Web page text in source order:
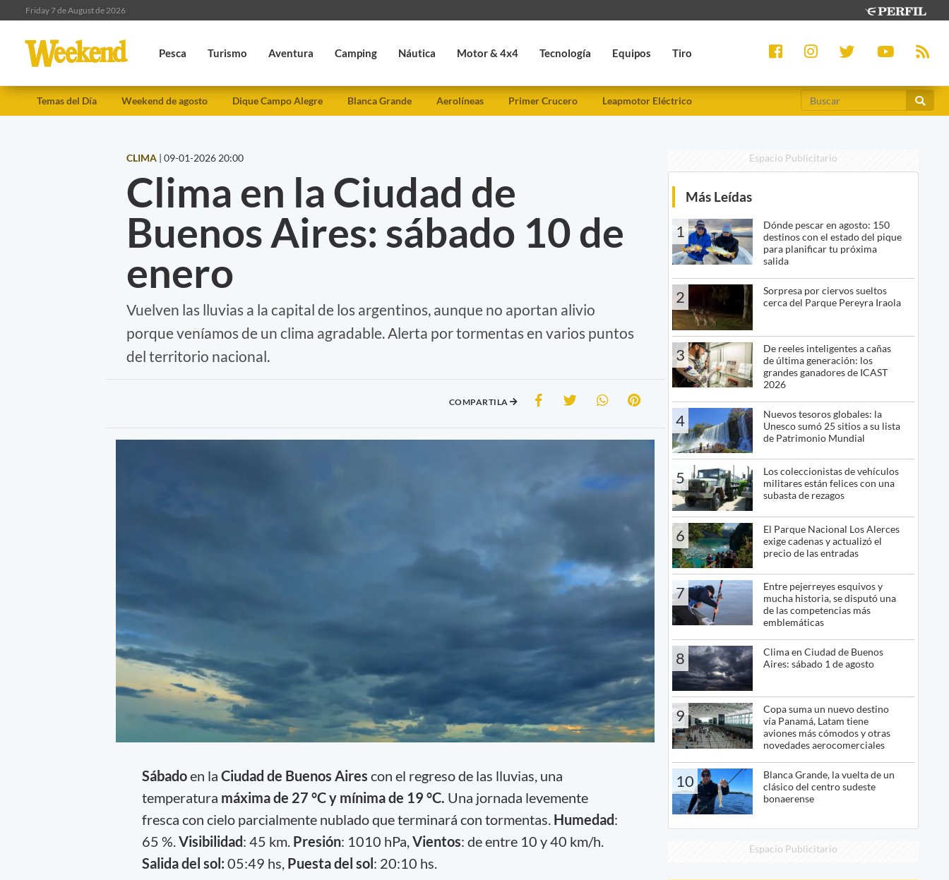
Friday 7 de August de 2026
Pesca Turismo Aventura Camping Náutica Motor & 4x4 Tecnología Equipos Tiro
Temas del Día Weekend de agosto Dique Campo Alegre Blanca Grande Aerolíneas Primer Crucero Leapmotor Eléctrico
CLIMA | 09-01-2026 20:00
Clima en la Ciudad de
Buenos Aires: sábado 10 de
enero
Vuelven las lluvias a la capital de los argentinos, aunque no aportan alivio
porque veníamos de un clima agradable. Alerta por tormentas en varios puntos
del territorio nacional.
COMPARTILA
Sábadoen la Ciudad de Buenos Aires con el regreso de las lluvias, una
temperatura máxima de 27 °C y mínima de 19 °C. Una jornada levemente
fresca con cielo parcialmente nublado que terminará con tormentas. Humedad:
65 %. Visibilidad: 45 km. Presión: 1010 hPa, Vientos: de entre 10 y 40 km/h.
Salida del sol: 05:49 hs, Puesta del sol: 20:10 hs.
Espacio Publicitario
Más Leídas
1
Dónde pescar en agosto: 150
destinos con el estado del pique
para planificar tu próxima
salida
2
Sorpresa por ciervos sueltos
cerca del Parque Pereyra Iraola
3
De reeles inteligentes a cañas
de última generación: los
grandes ganadores de ICAST
2026
4
Nuevos tesoros globales: la
Unesco sumó 25 sitios a su lista
de Patrimonio Mundial
5
Los coleccionistas de vehículos
militares están felices con una
subasta de rezagos
6
El Parque Nacional Los Alerces
exige cadenas y actualizó el
precio de las entradas
7
Entre pejerreyes esquivos y
mucha historia, se disputó una
de las competencias más
emblemáticas
8
Clima en Ciudad de Buenos
Aires: sábado 1 de agosto
9
Copa suma un nuevo destino
vía Panamá, Latam tiene
aviones más cómodos y otras
novedades aerocomerciales
10
Blanca Grande, la vuelta de un
clásico del centro sudeste
bonaerense
Espacio Publicitario